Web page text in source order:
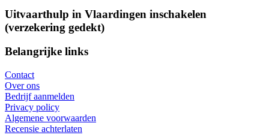
Uitvaarthulp in Vlaardingen inschakelen
(verzekering gedekt)
Belangrijke links
Contact
Over ons
Bedrijf aanmelden
Privacy policy
Algemene voorwaarden
Recensie achterlaten